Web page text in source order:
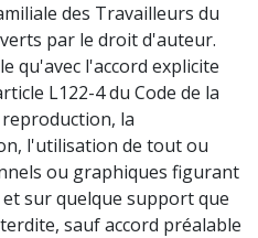
des Travailleurs du
par le droit d'auteur.
qu'avec l'accord explicite
L122-4 du Code de la
la
l'utilisation de tout ou
ou graphiques figurant
sur quelque support que
sauf accord préalable